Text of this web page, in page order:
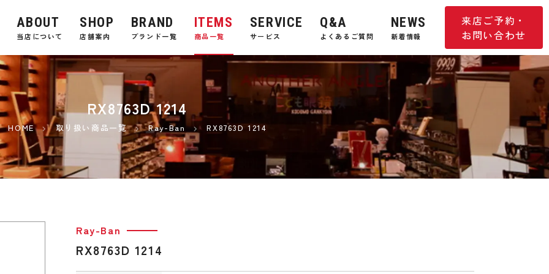
来店ご予約・
お問い合わせ
ABOUT
当店について
SHOP
店舗案内
BRAND
ブランド一覧
ITEMS
商品一覧
SERVICE
サービス
Q&A
よくあるご質問
NEWS
新着情報
RX8763D 1214
HOME 取り扱い商品一覧 Ray-Ban RX8763D 1214
Ray-Ban
RX8763D 1214